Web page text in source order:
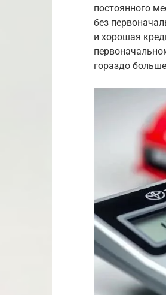
постоянного
без
и хорошая
гораздо